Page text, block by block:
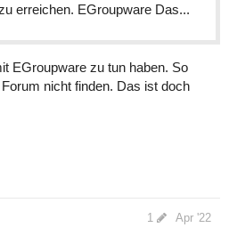
erreichen. EGroupware Das...
EGroupware zu tun haben. So
nicht finden. Das ist doch
Apr '22
1